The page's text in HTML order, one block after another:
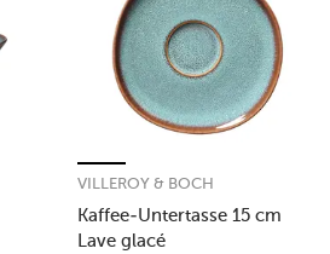
Kaffee-Untertasse 15 cm
Lave glacé
VILLEROY & BOCH